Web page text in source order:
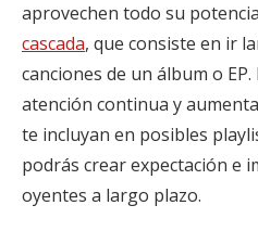
aprovechen todo su
cascada, que consiste en ir
canciones de un álbum o
atención continua y
te incluyan en posibles
podrás crear expectación e
oyentes a largo plazo.